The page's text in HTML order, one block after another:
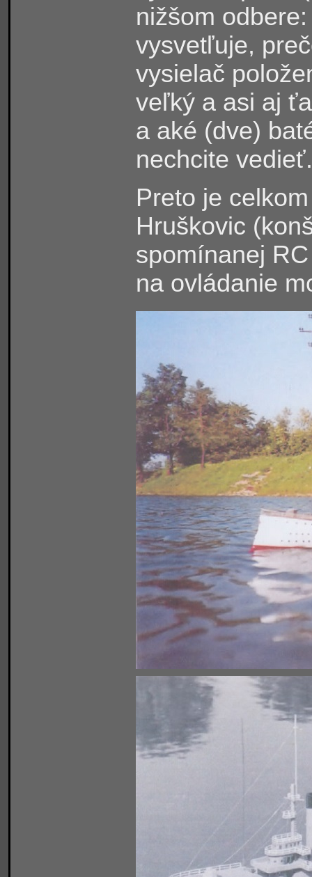
nižšom
vysvetľuje,
vysielač
veľký a asi aj
a aké (dve)
nechcite vedieť.
Preto je
Hruškovic
spomínanej
na ovládanie